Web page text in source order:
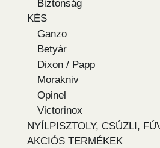
Biztonság
KÉS
Ganzo
Betyár
Dixon / Papp
Morakniv
Opinel
Victorinox
NYÍLPISZTOLY, CSÚZLI,
AKCIÓS TERMÉKEK